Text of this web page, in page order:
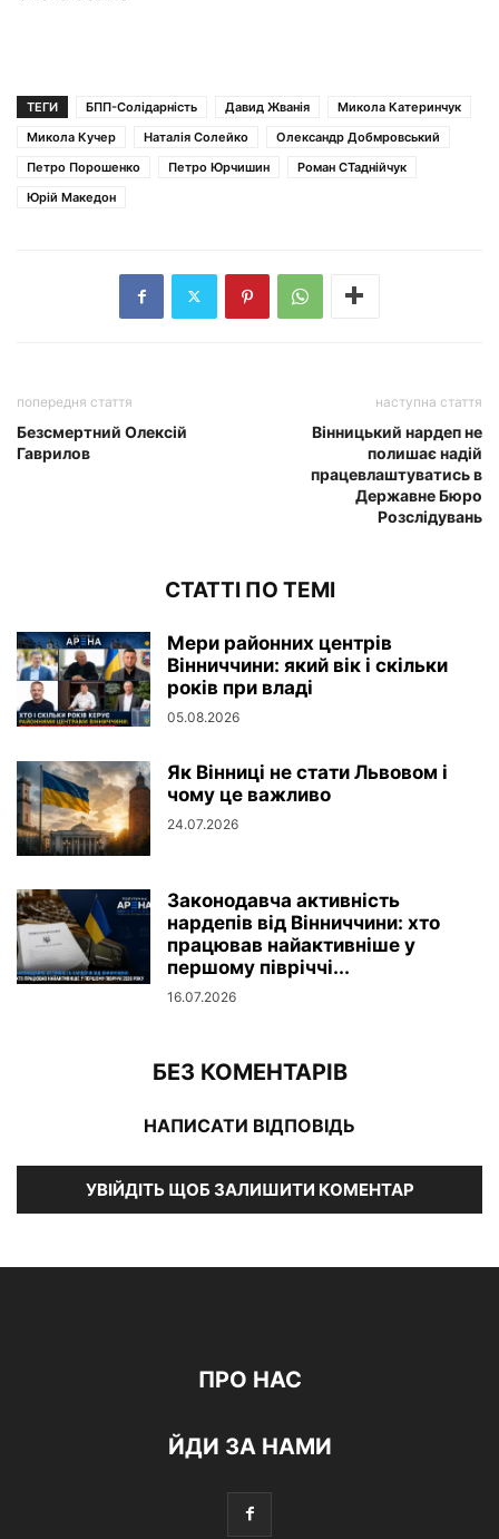
ТЕГИ БПП-Солідарність Давид Жванія
Микола Катеринчук
Микола Кучер
Наталія Солейко
Олександр Добмровський
Петро Порошенко
Петро Юрчишин
Роман СТаднійчук
Юрій Македон
попередня стаття
Безсмертний Олексій
Гаврилов
наступна стаття
Вінницький нардеп не
полишає надій
працевлаштуватись в
Державне Бюро
Розслідувань
СТАТТІ ПО ТЕМІ
Мери районних центрів
Вінниччини: який вік і скільки
років при владі
05.08.2026
Як Вінниці не стати Львовом і
чому це важливо
24.07.2026
Законодавча активність
нардепів від Вінниччини: хто
працював найактивніше у
першому півріччі...
16.07.2026
БЕЗ КОМЕНТАРІВ
НАПИСАТИ ВІДПОВІДЬ
УВІЙДІТЬ ЩОБ ЗАЛИШИТИ КОМЕНТАР
ПРО НАС
ЙДИ ЗА НАМИ